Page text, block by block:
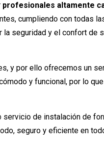
profesionales altamente
cumpliendo con todas
seguridad y el confort de
y por ello ofrecemos un
y funcional, por lo
de instalación de
seguro y eficiente en